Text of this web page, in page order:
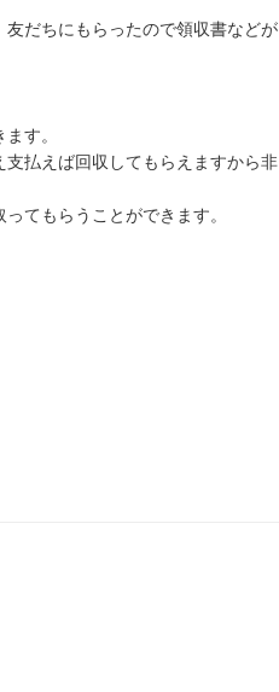
だちにもらったので領収書などが
す。
払えば回収してもらえますから非
てもらうことができます。